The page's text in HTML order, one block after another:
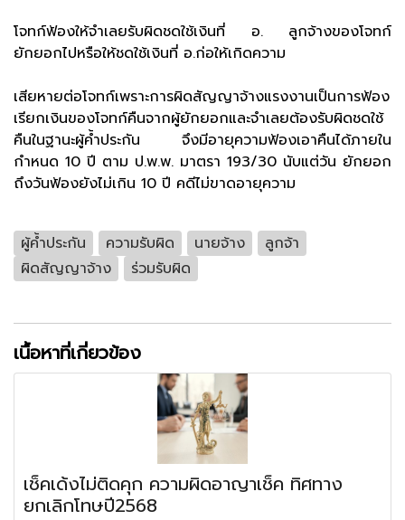
โจทก์ฟ้องให้จำเลยรับผิดชดใช้เงินที่ อ. ลูกจ้างของโจทก์
ยักยอกไปหรือให้ชดใช้เงินที่ อ.ก่อให้เกิดความ
เสียหายต่อโจทก์เพราะการผิดสัญญาจ้างแรงงานเป็นการฟ้อง
เรียกเงินของโจทก์คืนจากผู้ยักยอกและจำเลยต้องรับผิดชดใช้
คืนในฐานะผู้ค้ำประกัน จึงมีอายุความฟ้องเอาคืนได้ภายใน
กำหนด 10 ปี ตาม ป.พ.พ. มาตรา 193/30 นับแต่วัน ยักยอก
ถึงวันฟ้องยังไม่เกิน 10 ปี คดีไม่ขาดอายุความ
ผู้ค้ำประกัน ความรับผิด นายจ้าง
ลูกจ้า
ผิดสัญญาจ้าง
ร่วมรับผิด
เนื้อหาที่เกี่ยวข้อง
เช็คเด้งไม่ติดคุก ความผิดอาญาเช็ค ทิศทาง
ยกเลิกโทษปี2568